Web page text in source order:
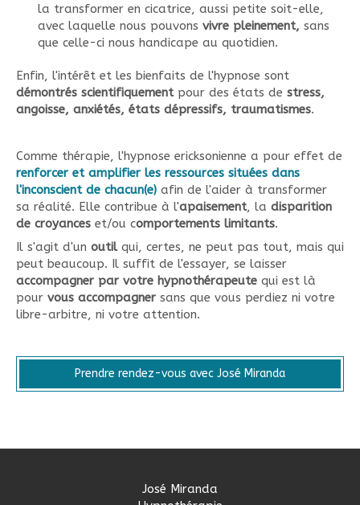
la transformer en cicatrice, aussi petite soit-elle,
avec laquelle nous pouvons vivre pleinement, sans
que celle-ci nous handicape au quotidien.
Enfin, l'intérêt et les bienfaits de l'hypnose sont
démontrés scientifiquementpour des états de stress,
angoisse, anxiétés, états dépressifs, traumatismes.
Comme thérapie, l'hypnose ericksonienne a pour effet de
renforcer et amplifier les ressources situées dans
l'inconscient de chacun(e) afin de l'aider à transformer
sa réalité. Elle contribue à l'apaisement, la disparition
de croyances et/ou comportements limitants.
Il s'agit d'un outil qui, certes, ne peut pas tout, mais qui
peut beaucoup. Il suffit de l'essayer, se laisser
accompagner par votre hypnothérapeute qui est là
pour vous accompagner sans que vous perdiez ni votre
libre-arbitre, ni votre attention.
Prendre rendez-vous avec José Miranda
José Miranda